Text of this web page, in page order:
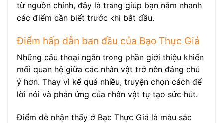
từ nguồn chính, đây là trang giúp bạn nắm nhanh
các điểm cần biết trước khi bắt đầu.
Điểm hấp dẫn ban đầu của Bạo Thực Giả
Những câu thoại ngắn trong phần giới thiệu khiến
mối quan hệ giữa các nhân vật trở nên đáng chú
ý hơn. Thay vì kể quá nhiều, truyện chọn cách để
lời nói và phản ứng của nhân vật tự tạo sức hút.
Điểm dễ nhận thấy ở Bạo Thực Giả là màu sắc